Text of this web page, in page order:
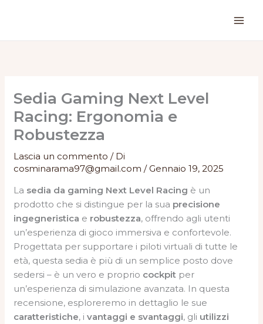
Sedia Gaming Next Level
Racing: Ergonomia e
Robustezza
Lascia un commento / Di
cosminarama97@gmail.com/Gennaio 19, 2025
La sedia da gaming Next Level Racing è un
prodotto che si distingue per la sua precisione
ingegneristica e robustezza, offrendo agli utenti
un’esperienza di gioco immersiva e confortevole.
Progettata per supportare i piloti virtuali di tutte le
età, questa sedia è più di un semplice posto dove
sedersi – è un vero e proprio cockpit per
un’esperienza di simulazione avanzata. In questa
recensione, esploreremo in dettaglio le sue
caratteristiche, ivantaggi e svantaggi, gli utilizzi